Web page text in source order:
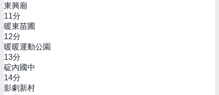
東興廟
11分
暖東苗圃
12分
暖暖運動公園
13分
碇內國中
14分
影劇新村